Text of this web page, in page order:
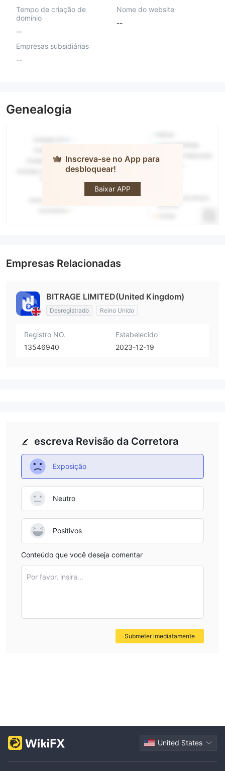
Tempo de criação de
domínio
--
Nome do website
--
Empresas subsidiárias
--
Genealogia
Inscreva-se no App para
desbloquear!
Baixar APP
BITRAGE
Empresas Relacionadas
BITRAGE LIMITED(United Kingdom)
Desregistrado Reino Unido
Registro NO.
13546940
Estabelecido
2023-12-19
escreva Revisão da Corretora
Exposição
Neutro
Positivos
Conteúdo que você deseja comentar
Por favor, insira...
Submeter imediatamente
United States